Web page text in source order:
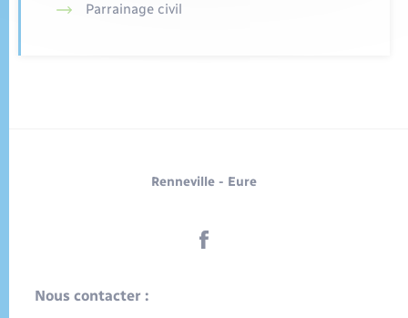
Parrainage civil
Renneville - Eure
Nous contacter :